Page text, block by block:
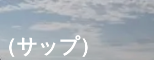
サップ）